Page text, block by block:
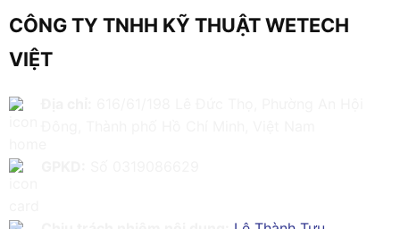
CÔNG TY TNHH KỸ THUẬT WETECH
VIỆT